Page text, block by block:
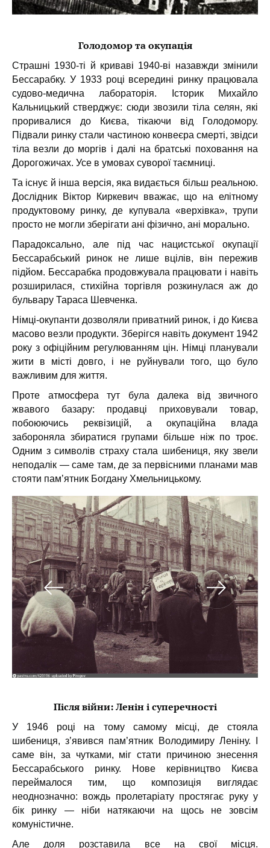
Голодомор та окупація
Страшні 1930-ті й криваві 1940-ві назавжди змінили
Бессарабку. У 1933 році всередині ринку працювала
судово-медична лабораторія. Історик Михайло
Кальницький стверджує: сюди звозили тіла селян, які
проривалися до Києва, тікаючи від Голодомору.
Підвали ринку стали частиною конвеєра смерті, звідси
тіла везли до моргів і далі на братські поховання на
Дорогожичах. Усе в умовах суворої таємниці.
Та існує й інша версія, яка видається більш реальною.
Дослідник Віктор Киркевич вважає, що на елітному
продуктовому ринку, де купувала «верхівка», трупи
просто не могли зберігати ані фізично, ані морально.
Парадоксально, але під час нацистської окупації
Бессарабський ринок не лише вцілів, він пережив
підйом. Бессарабка продовжувала працювати і навіть
розширилася, стихійна торгівля розкинулася аж до
бульвару Тараса Шевченка.
Німці-окупанти дозволяли приватний ринок, і до Києва
масово везли продукти. Зберігся навіть документ 1942
року з офіційним регулюванням цін. Німці планували
жити в місті довго, і не руйнували того, що було
важливим для життя.
Проте атмосфера тут була далека від звичного
жвавого базару: продавці приховували товар,
побоюючись реквізицій, а окупаційна влада
забороняла збиратися групами більше ніж по троє.
Одним зсимволів страху стала шибениця, яку звели
неподалік — саме там, де за первісними планами мав
стояти пам’ятник Богдану Хмельницькому.
Після війни: Ленін і суперечності
У 1946 році на тому самому місці, де стояла
шибениця, з’явився пам’ятник Володимиру Леніну. І
саме він, за чутками, міг стати причиною знесення
Бессарабського ринку. Нове керівництво Києва
переймалося тим, що композиція виглядає
неоднозначно: вождь пролетаріату простягає руку у
бік ринку — ніби натякаючи на щось не зовсім
комуністичне.
Але доля розставила все на свої місця.